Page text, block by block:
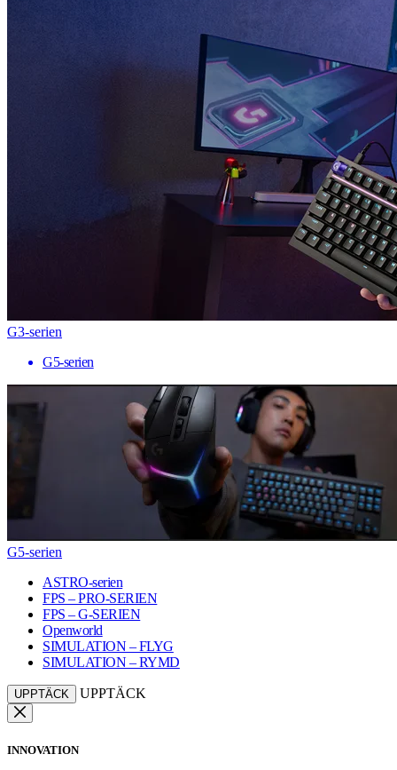
G3-serien
G5-serien
G5-serien
ASTRO-serien
FPS – PRO-SERIEN
FPS – G-SERIEN
Openworld
SIMULATION – FLYG
SIMULATION – RYMD
UPPTÄCK UPPTÄCK
INNOVATION